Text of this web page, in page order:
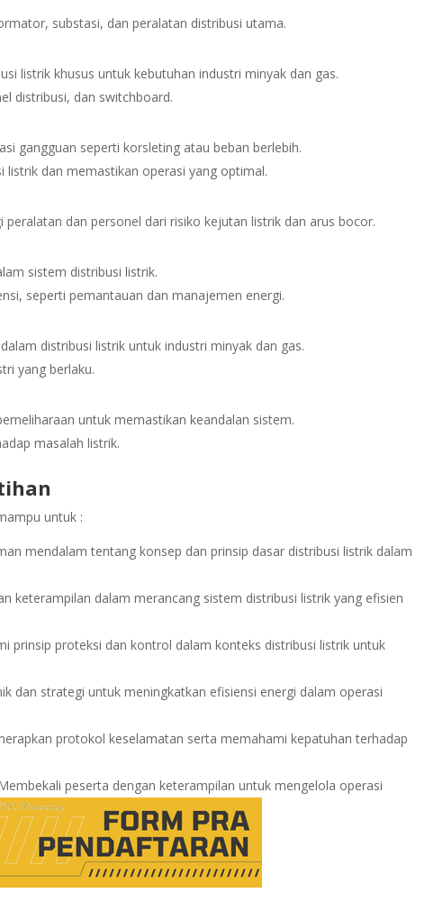
substasi, dan peralatan distribusi utama.
listrik khusus untuk kebutuhan industri minyak dan gas.
distribusi, dan switchboard.
gangguan seperti korsleting atau beban berlebih.
listrik dan memastikan operasi yang optimal.
dan personel dari risiko kejutan listrik dan arus bocor.
sistem distribusi listrik.
seperti pemantauan dan manajemen energi.
distribusi listrik untuk industri minyak dan gas.
yang berlaku.
untuk memastikan keandalan sistem.
masalah listrik.
untuk :
mendalam tentang konsep dan prinsip dasar distribusi listrik dalam
keterampilan dalam merancang sistem distribusi listrik yang efisien
prinsip proteksi dan kontrol dalam konteks distribusi listrik untuk
dan strategi untuk meningkatkan efisiensi energi dalam operasi
protokol keselamatan serta memahami kepatuhan terhadap
peserta dengan keterampilan untuk mengelola operasi